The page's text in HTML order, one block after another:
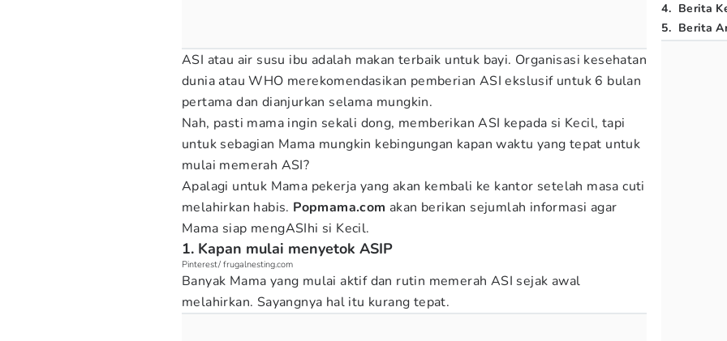
ASI atau air susu ibu adalah makan terbaik untuk bayi. Organisasi kesehatan
dunia atau WHO merekomendasikan pemberian ASI ekslusif untuk 6 bulan
pertama dan dianjurkan selama mungkin.
Nah, pasti mama ingin sekali dong, memberikan ASI kepada si Kecil, tapi
untuk sebagian Mama mungkin kebingungan kapan waktu yang tepat untuk
mulai memerah ASI?
Apalagi untuk Mama pekerja yang akan kembali ke kantor setelah masa cuti
melahirkan habis. Popmama.com akan berikan sejumlah informasi agar
Mama siap mengASIhi si Kecil.
1. Kapan mulai menyetok ASIP
Pinterest/ frugalnesting.com
Banyak Mama yang mulai aktif dan rutin memerah ASI sejak awal
melahirkan. Sayangnya hal itu kurang tepat.
4. Berita
5. Berita